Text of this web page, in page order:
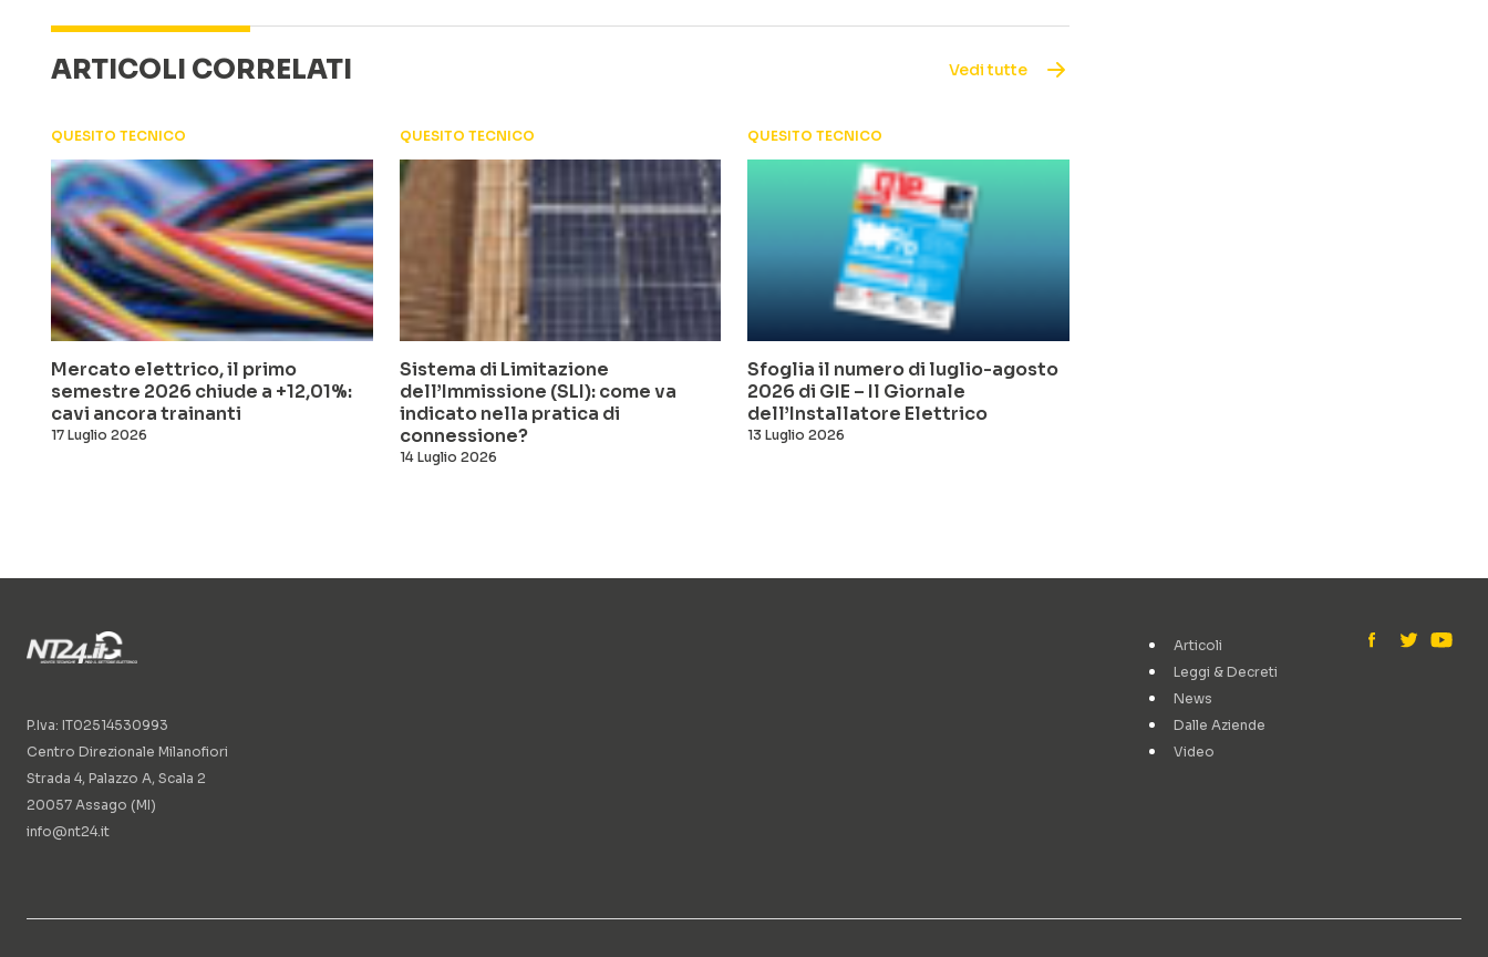
ARTICOLI CORRELATI Vedi tutte
QUESITO TECNICO
Mercato elettrico, il primo
semestre 2026 chiude a +12,01%:
cavi ancora trainanti
17 Luglio 2026
QUESITO TECNICO
Sistema di Limitazione
dell’Immissione (SLI): come va
indicato nella pratica di
connessione?
14 Luglio 2026
QUESITO TECNICO
Sfoglia il numero di luglio-agosto
2026 di GIE – Il Giornale
dell’Installatore Elettrico
13 Luglio 2026
P.Iva: IT02514530993
Centro Direzionale Milanofiori
Strada 4, Palazzo A, Scala 2
20057 Assago (MI)
info@nt24.it
Articoli
Leggi & Decreti
News
Dalle Aziende
Video